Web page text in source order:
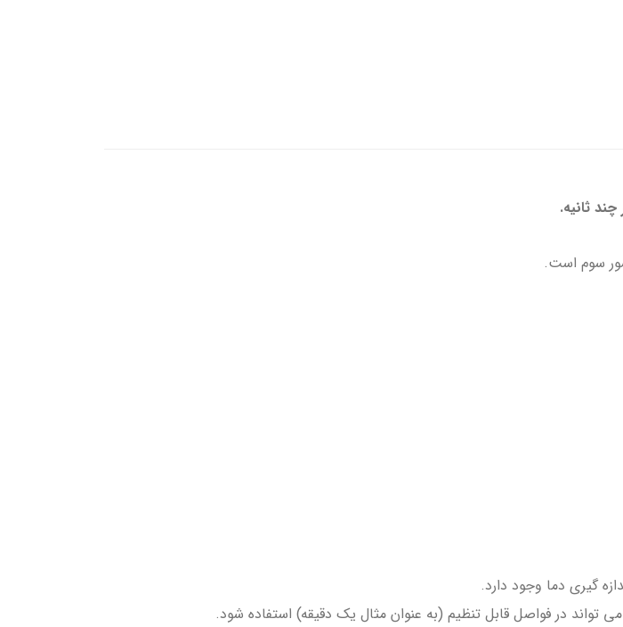
ثانیه.
سوم است.
گیری دما وجود دارد.
در فواصل قابل تنظیم (به عنوان مثال یک دقیقه) استفاده شود.